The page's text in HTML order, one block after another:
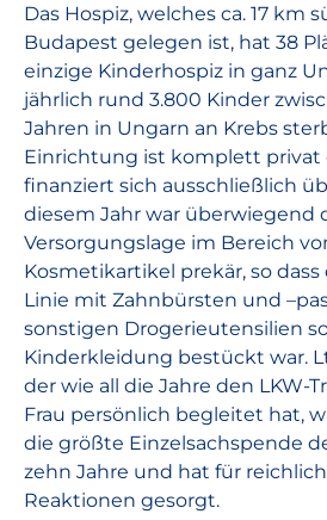
Das Hospiz, welches ca. 17 km
Budapest gelegen ist, hat 38
einzige Kinderhospiz in ganz
jährlich rund 3.800 Kinder
Jahren in Ungarn an Krebs
Einrichtung ist komplett privat
finanziert sich ausschließlich
diesem Jahr war überwiegend
Versorgungslage im Bereich
Kosmetikartikel prekär, so dass
Linie mit Zahnbürsten und
sonstigen Drogerieutensilien
Kinderkleidung bestückt war.
der wie all die Jahre den LKW-
Frau persönlich begleitet hat,
die größte Einzelsachspende
zehn Jahre und hat für
Reaktionen gesorgt.